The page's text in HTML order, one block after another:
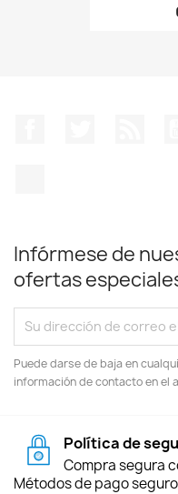
Infórmese de
ofertas
Puede darse de baja en
información de contacto en el
Política de
Compra segura
Métodos de pago